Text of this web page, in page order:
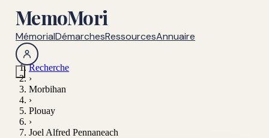
MemoMori
MémorialDémarchesRessourcesAnnuaire
Recherche
›
Morbihan
›
Plouay
›
Joel Alfred Pennaneach